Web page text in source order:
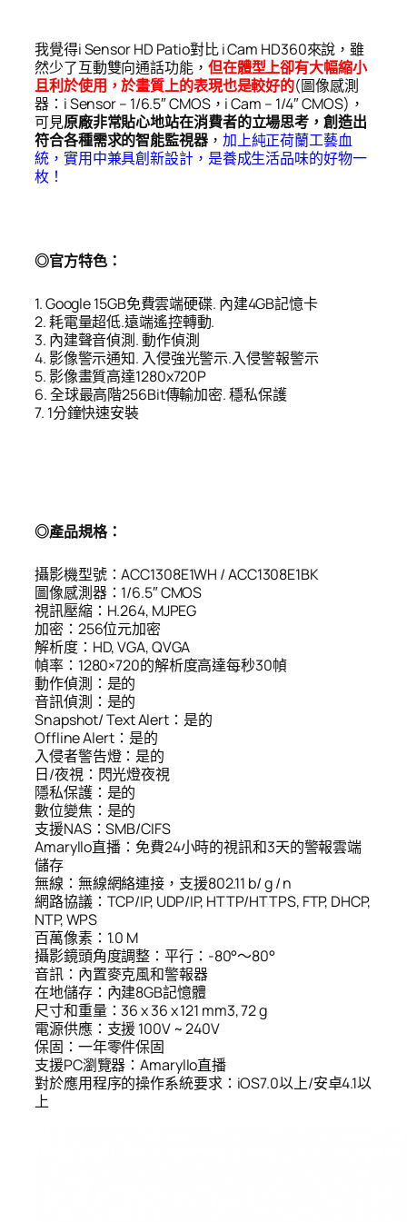
我覺得i Sensor HD Patio對比 i Cam HD360來說，雖
然少了互動雙向通話功能， 但在體型上卻有大幅縮小
且利於使用，於畫質上的表現也是較好的(圖像感測
器：i Sensor – 1/6.5″ CMOS，i Cam – 1/4″ CMOS)，
可見原廠非常貼心地站在消費者的立場思考，創造出
符合各種需求的智能監視器， 加上純正荷蘭工藝血
統，實用中兼具創新設計，是養成生活品味的好物一
枚！
◎官方特色：
1. Google 15GB免費雲端硬碟. 內建4GB記憶卡
2. 耗電量超低.遠端遙控轉動.
3. 內建聲音偵測. 動作偵測
4. 影像警示通知. 入侵強光警示.入侵警報警示
5. 影像畫質高達1280x720P
6. 全球最高階256Bit傳輸加密. 穩私保護
7. 1分鐘快速安裝
◎產品規格：
攝影機型號：ACC1308E1WH / ACC1308E1BK
圖像感測器：1/6.5″ CMOS
視訊壓縮：H.264, MJPEG
加密：256位元加密
解析度：HD, VGA, QVGA
幀率：1280×720的解析度高達每秒30幀
動作偵測：是的
音訊偵測：是的
Snapshot/ Text Alert：是的
Offline Alert：是的
入侵者警告燈：是的
日/夜視：閃光燈夜視
隱私保護：是的
數位變焦：是的
支援NAS：SMB/CIFS
Amaryllo直播：免費24小時的視訊和3天的警報雲端
儲存
無線：無線網絡連接，支援802.11 b/ g / n
網路協議：TCP/IP, UDP/IP, HTTP/HTTPS, FTP, DHCP,
NTP, WPS
百萬像素：1.0 M
攝影鏡頭角度調整：平行：-80°〜80°
音訊：內置麥克風和警報器
在地儲存：內建8GB記憶體
尺寸和重量：36 x 36 x 121 mm3, 72 g
電源供應：支援 100V ~ 240V
保固：一年零件保固
支援PC瀏覽器：Amaryllo直播
對於應用程序的操作系統要求：iOS7.0以上/安卓4.1以
上